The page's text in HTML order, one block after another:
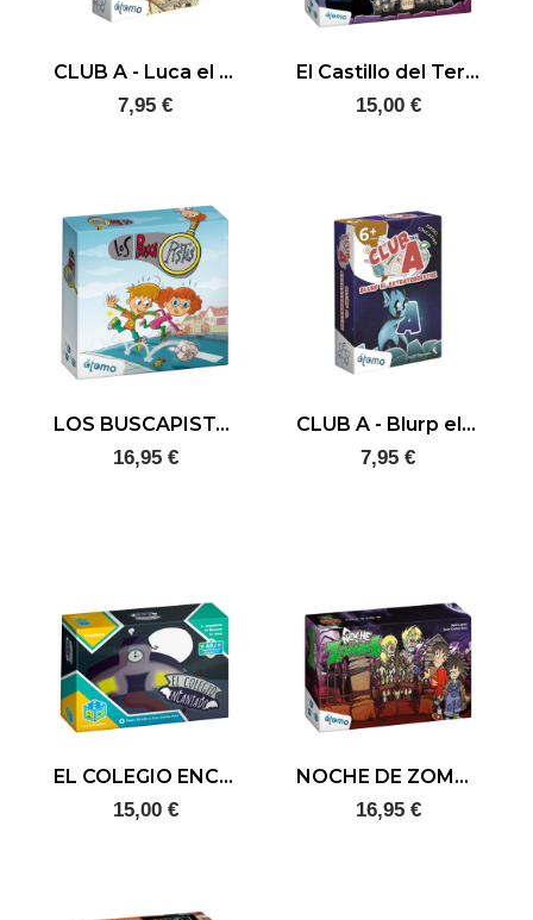
CLUB A - Luca el escritor
7,95 €
El Castillo del Terror
15,00 €
LOS BUSCAPISTAS
16,95 €
CLUB A - Blurp el extraterrestre
7,95 €
EL COLEGIO ENCANTADO
15,00 €
NOCHE DE ZOMBIS
16,95 €